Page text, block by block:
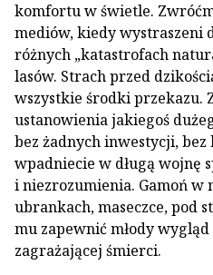
komfortu w świetle.
mediów, kiedy wystraszeni
różnych „katastrofach
lasów. Strach przed
wszystkie środki przekazu.
ustanowienia jakiegoś
bez żadnych inwestycji, bez
wpadniecie w długą wojnę
i niezrozumienia. Gamoń
ubrankach, maseczce, pod
mu zapewnić młody
zagrażającej śmierci.